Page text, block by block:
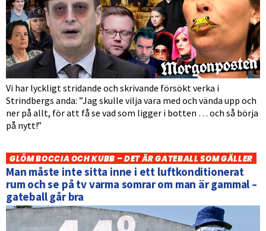
Vi har lyckligt stridande och skrivande försökt verka i
Strindbergs anda: ”Jag skulle vilja vara med och vända upp och
ner på allt, för att få se vad som ligger i botten … och så börja
på nytt!”
GLÖM BOCCIA OCH KUBB – DET ÄR GATEBALL SOM GÄLLER
Man måste inte sitta inne i ett luftkonditionerat
rum och se på tv varma somrar om man är gammal –
gateball går bra